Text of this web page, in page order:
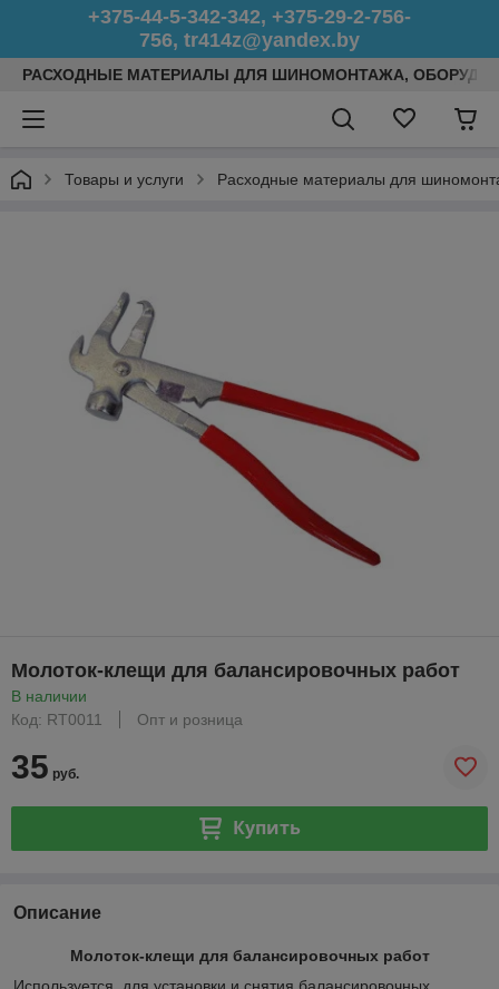
+375-44-5-342-342, +375-29-2-756-
756, tr414z@yandex.by
РАСХОДНЫЕ МАТЕРИАЛЫ ДЛЯ ШИНОМОНТАЖА,
Товары и услуги Расходные материалы для
Молоток-клещи для балансировочных работ
В наличии
Код: RT0011
Опт и розница
35 руб.
Купить
Описание
Молоток-клещи для балансировочных работ
Используется для установки и снятия балансировочных